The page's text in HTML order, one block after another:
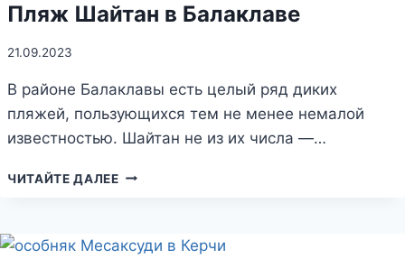
Пляж Шайтан в Балаклаве
21.09.2023
В районе Балаклавы есть целый ряд диких
пляжей, пользующихся тем не менее немалой
известностью. Шайтан не из их числа —…
ЧИТАЙТЕ ДАЛЕЕ ПЛЯЖ